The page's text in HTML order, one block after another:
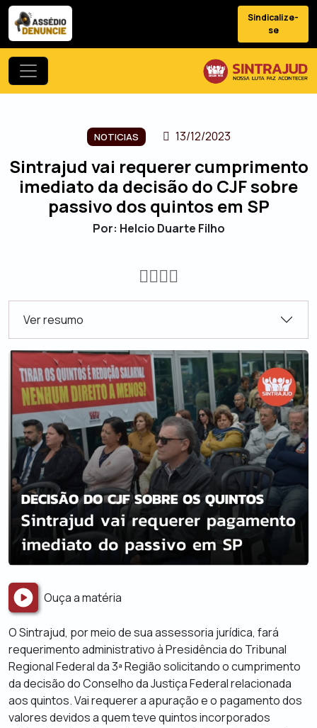
Sindicalize-
se
NOTICIAS 13/12/2023
Sintrajud vai requerer cumprimento
imediato da decisão do CJF sobre
passivo dos quintos em SP
Por: Helcio Duarte Filho
Ver resumo
Ouça a matéria
O Sintrajud, por meio de sua assessoria jurídica, fará
requerimento administrativo à Presidência do Tribunal
Regional Federal da 3ªRegião solicitando o cumprimento
da decisão do Conselho da Justiça Federal relacionada
aos quintos. Vai requerer a apuração e o pagamento dos
valores devidos a quem teve quintos incorporados